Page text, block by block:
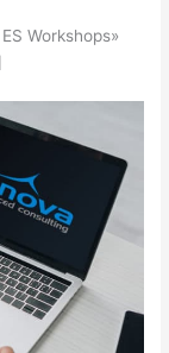
Workshops»